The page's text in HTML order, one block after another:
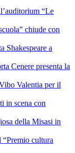
“Le
chiude con
Shakespeare a
Cenere presenta la
Valentia per il
in scena con
della Misasi in
cultura